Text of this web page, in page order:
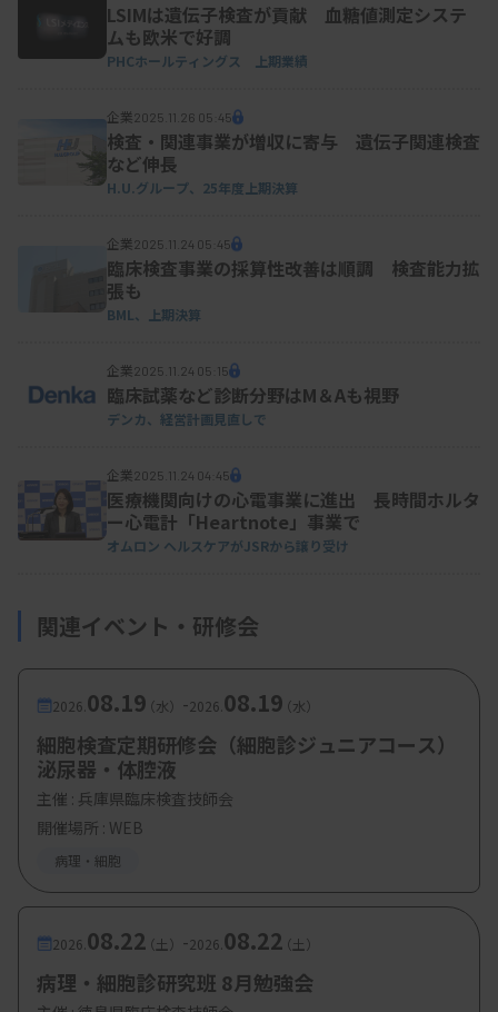
LSIMは遺伝子検査が貢献 血糖値測定システ
ムも欧米で好調
PHCホールティングス 上期業績
企業2025.11.26 05:45
検査・関連事業が増収に寄与 遺伝子関連検査
など伸長
H.U.グループ、25年度上期決算
企業2025.11.24 05:45
臨床検査事業の採算性改善は順調 検査能力拡
張も
BML、上期決算
企業2025.11.24 05:15
臨床試薬など診断分野はM＆Aも視野
デンカ、経営計画見直しで
企業2025.11.24 04:45
医療機関向けの心電事業に進出 長時間ホルタ
ー心電計「Heartnote」事業で
オムロン ヘルスケアがJSRから譲り受け
関連イベント・研修会
2026. 08.19（水） -2026. 08.19（水）
細胞検査定期研修会（細胞診ジュニアコース）
泌尿器・体腔液
主催 : 兵庫県臨床検査技師会
開催場所 : WEB
病理・細胞
2026. 08.22（土） -2026. 08.22（土）
病理・細胞診研究班 8月勉強会